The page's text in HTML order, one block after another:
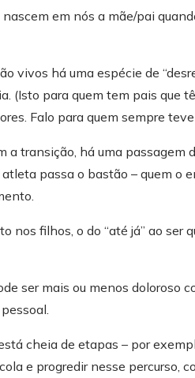
em nós a mãe/pai
vivos há uma espécie de
(Isto para quem tem pais que
Falo para quem sempre
a transição, há uma passagem
passa o bastão – quem o
nos filhos, o do “até já” ao ser
ser mais ou menos doloroso
cheia de etapas – por
e progredir nesse percurso,
irmã, tia, cunhada, amiga,
quando nasci, fruto de um
anos vim para a metrópole e
ao momento.
a Moçambique para uma
de publicidade em
ano e meio depois, e a Vida
coordenação de formação